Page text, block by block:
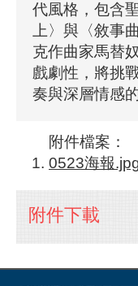
代風格，包含
上〉與〈敘事
克作曲家馬替
戲劇性，將挑
奏與深層情感
附件檔案：
0523海報
附件下載